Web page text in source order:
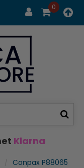
0
Klarna
Conpax P88065